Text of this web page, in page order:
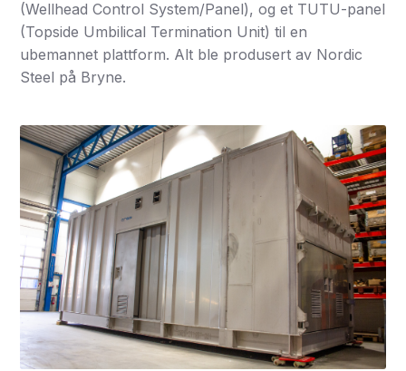
(Wellhead Control System/Panel), og et TUTU-panel
(Topside Umbilical Termination Unit) til en
ubemannet plattform. Alt ble produsert av Nordic
Steel på Bryne.